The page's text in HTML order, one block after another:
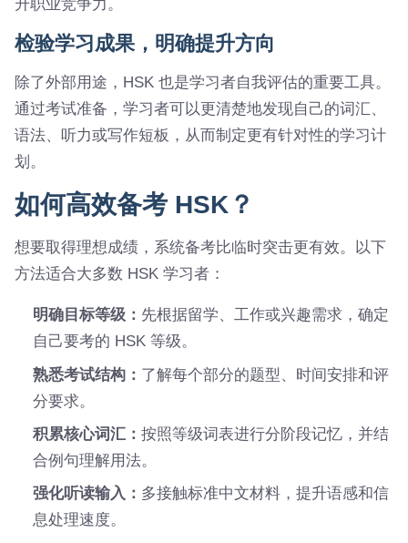
升职业竞争力。
检验学习成果，明确提升方向
除了外部用途，HSK 也是学习者自我评估的重要工具。
通过考试准备，学习者可以更清楚地发现自己的词汇、
语法、听力或写作短板，从而制定更有针对性的学习计
划。
如何高效备考 HSK？
想要取得理想成绩，系统备考比临时突击更有效。以下
方法适合大多数 HSK 学习者：
明确目标等级： 先根据留学、工作或兴趣需求，确定
自己要考的 HSK 等级。
熟悉考试结构： 了解每个部分的题型、时间安排和评
分要求。
积累核心词汇： 按照等级词表进行分阶段记忆，并结
合例句理解用法。
强化听读输入： 多接触标准中文材料，提升语感和信
息处理速度。